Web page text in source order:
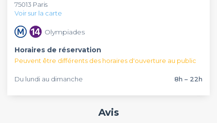
75013 Paris
Voir sur la carte
Olympiades
Horaires de réservation
Peuvent être différents des horaires d'ouverture au public
Du lundi au dimanche 8h – 22h
Avis